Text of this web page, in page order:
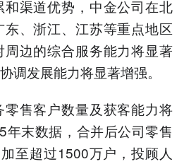
渠道优势，中金公司在北
、浙江、江苏等重点地区
边的综合服务能力将显著
调发展能力将显著增强。
售客户数量及获客能力将
年末数据，合并后公司零售
至超过1500万户，投顾人